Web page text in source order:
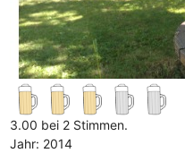
3.00 bei 2 Stimmen.
Jahr: 2014